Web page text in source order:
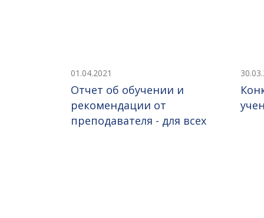
01.04.2021
Отчет об обучении и
рекомендации от
преподавателя - для всех